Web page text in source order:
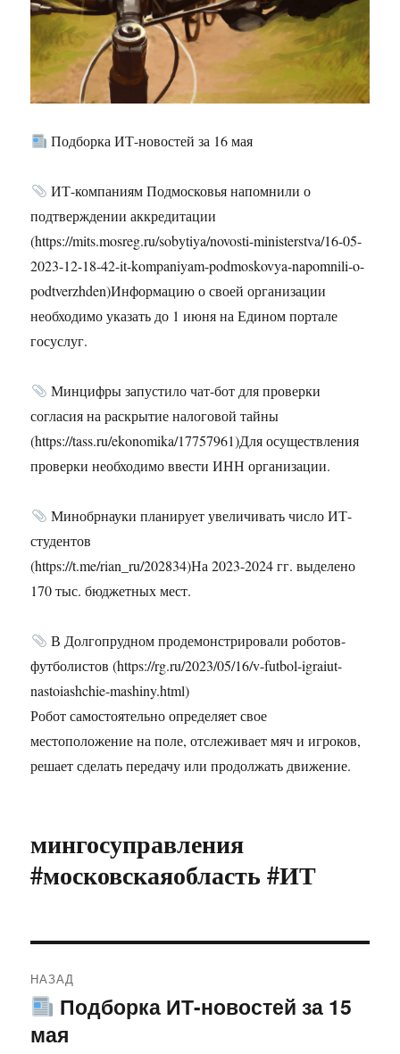
Подборка ИТ-новостей за 16 мая
ИТ-компаниям Подмосковья напомнили о
подтверждении аккредитации
(https://mits.mosreg.ru/sobytiya/novosti-ministerstva/16-05-
2023-12-18-42-it-kompaniyam-podmoskovya-napomnili-o-
podtverzhden)Информацию о своей организации
необходимо указать до 1 июня на Едином портале
госуслуг.
Минцифры запустило чат-бот для проверки
согласия на раскрытие налоговой тайны
(https://tass.ru/ekonomika/17757961)Для осуществления
проверки необходимо ввести ИНН организации.
Минобрнауки планирует увеличивать число ИТ-
студентов
(https://t.me/rian_ru/202834)На 2023-2024 гг. выделено
170 тыс. бюджетных мест.
В Долгопрудном продемонстрировали роботов-
футболистов (https://rg.ru/2023/05/16/v-futbol-igraiut-
nastoiashchie-mashiny.html)
Робот самостоятельно определяет свое
местоположение на поле, отслеживает мяч и игроков,
решает сделать передачу или продолжать движение.
мингосуправления
#московскаяобласть #ИТ
по
записям
НАЗАД
Предыдущая
запись:
Подборка ИТ-новостей за 15
мая